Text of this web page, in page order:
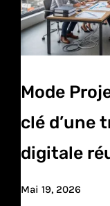
Mode
clé d’une
digitale
Mai 19, 2026